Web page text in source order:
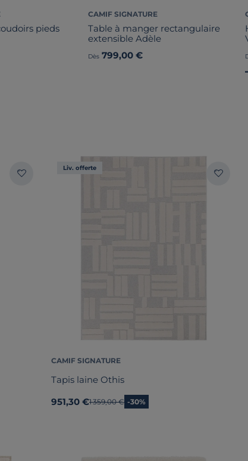
pieds
CAMIF SIGNATURE
Table à manger rectangulaire
extensible Adèle
Dès 799,00 €
Liv. offerte
CAMIF SIGNATURE
Tapis laine Othis
951,30 €Ancien prix
1 359,00 € -30%